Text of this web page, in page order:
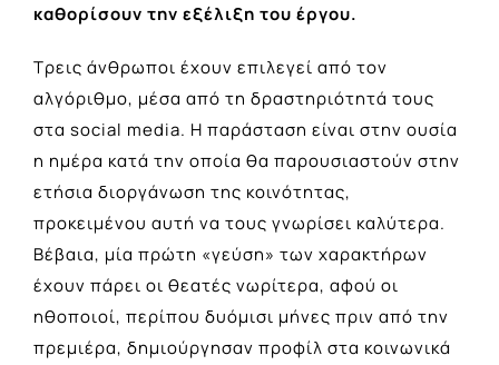
καθορίσουν την εξέλιξη του έργου.
Τρεις άνθρωποι έχουν επιλεγεί από τον
αλγόριθμο, μέσα από τη δραστηριότητά τους
στα social media. Η παράσταση είναι στην ουσία
η ημέρα κατά την οποία θα παρουσιαστούν στην
ετήσια διοργάνωση της κοινότητας,
προκειμένου αυτή να τους γνωρίσει καλύτερα.
Βέβαια, μία πρώτη «γεύση» των χαρακτήρων
έχουν πάρει οι θεατές νωρίτερα, αφού οι
ηθοποιοί, περίπου δυόμισι μήνες πριν από την
πρεμιέρα, δημιούργησαν προφίλ στα κοινωνικά